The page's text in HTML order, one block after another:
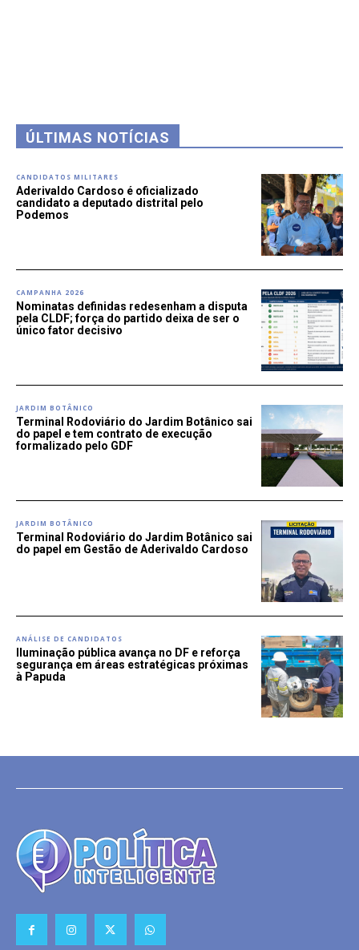
ÚLTIMAS NOTÍCIAS
CANDIDATOS MILITARES
Aderivaldo Cardoso é oficializado
candidato a deputado distrital pelo
Podemos
CAMPANHA 2026
Nominatas definidas redesenham a disputa
pela CLDF; força do partido deixa de ser o
único fator decisivo
JARDIM BOTÂNICO
Terminal Rodoviário do Jardim Botânico sai
do papel e tem contrato de execução
formalizado pelo GDF
JARDIM BOTÂNICO
Terminal Rodoviário do Jardim Botânico sai
do papel em Gestão de Aderivaldo Cardoso
ANÁLISE DE CANDIDATOS
Iluminação pública avança no DF e reforça
segurança em áreas estratégicas próximas
à Papuda